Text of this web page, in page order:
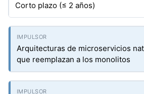
Corto plazo (≤ 2 años)
Arquitecturas de microservicios
que reemplazan a los monolitos